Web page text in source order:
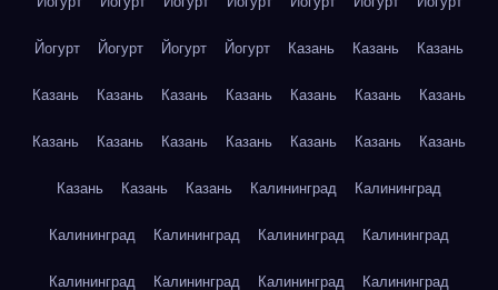
Йогурт Йогурт Йогурт Йогурт Казань Казань Казань
Казань Казань Казань Казань Казань Казань Казань
Казань Казань Казань Казань Казань Казань Казань
Казань Казань Казань Калининград Калининград
Калининград Калининград Калининград Калининград
Калининград Калининград Калининград Калининград